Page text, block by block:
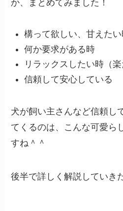
か、まとめてみました！
構って欲しい、甘えた
何か要求がある時
リラックスしたい時（楽
信頼して安心している
犬が飼い主さんなど信頼し
てくるのは、こんな可愛ら
すね＾＾
後半で詳しく解説していき